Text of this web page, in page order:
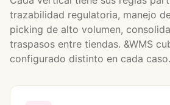
trazabilidad regulatoria, manejo
picking de alto volumen,
traspasos entre tiendas. &WMS
configurado distinto en cada caso.